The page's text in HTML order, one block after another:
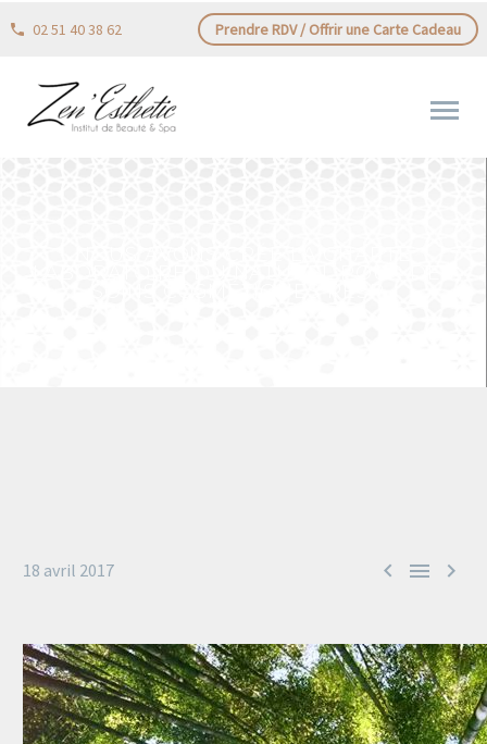
02 51 40 38 62 Prendre RDV / Offrir une Carte Cadeau
  
18 avril 2017